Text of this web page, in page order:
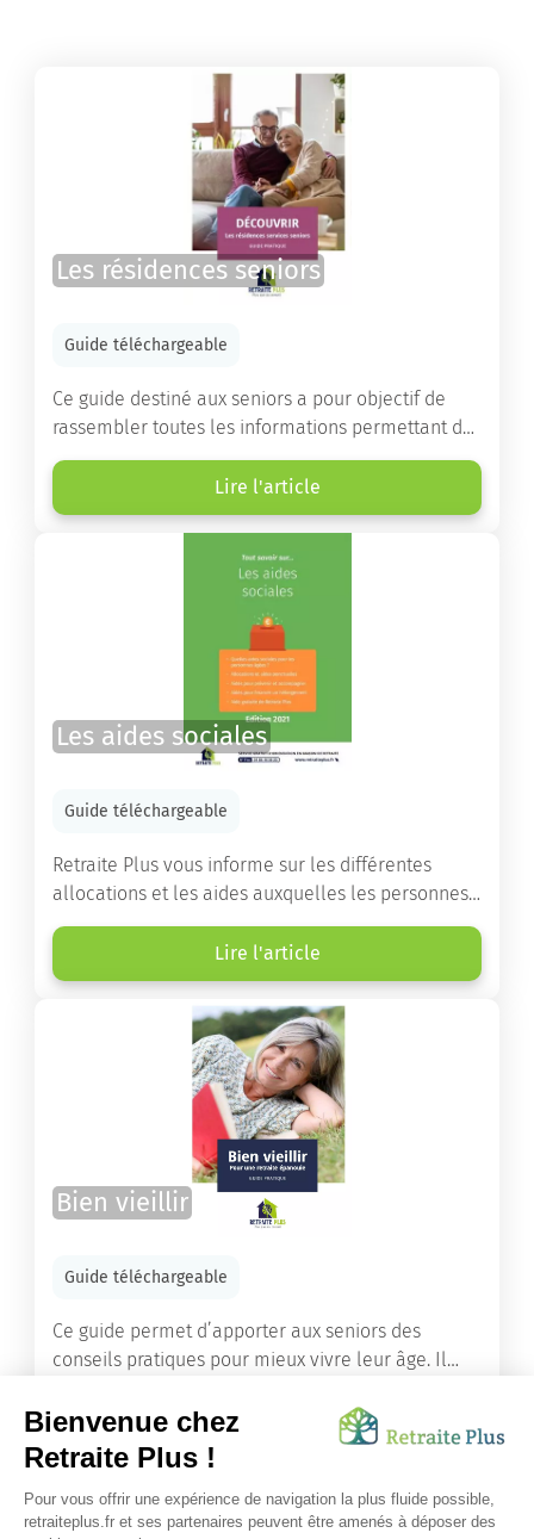
Les résidences seniors
Guide téléchargeable
Ce guide destiné aux seniors a pour objectif de
rassembler toutes les informations permettant de
choisir la résidence services seniors adaptée.
Lire l'article
Les aides sociales
Guide téléchargeable
Retraite Plus vous informe sur les différentes
allocations et les aides auxquelles les personnes
âgées ont droit pour financer un séjour en maison
de retraite ou un maintien à domicile.
Lire l'article
Bien vieillir
Guide téléchargeable
Ce guide permet d’apporter aux seniors des
conseils pratiques pour mieux vivre leur âge. Il
améliorer sa santé grâce à l’alimentation...
Lire l'article
Vous avez besoin d’une aide de nos équipes ?